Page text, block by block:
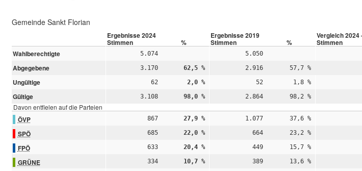
2019:
0,3 %
Gemeinde Sankt Florian
Ergebnisse 2024 Ergebnisse 2019 Vergleich 2024
Stimmen % Stimmen % Stimmen
Wahlberechtigte
5.074 5.050
Abgegebene 3.170 62,5 % 2.916 57,7 %
Ungültige 62 2,0 % 52 1,8 %
Gültige 3.108 98,0 % 2.864 98,2 %
Davon entfielen auf die Parteien
ÖVP 867 27,9 % 1.077 37,6 %
SPÖ 685 22,0 % 664 23,2 %
FPÖ 633 20,4 % 449 15,7 %
GRÜNE 334 10,7 % 389 13,6 %